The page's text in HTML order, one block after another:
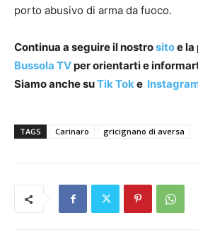
porto abusivo di arma da fuoco.
Continua a seguire il nostrositoe la
Bussola TVper orientarti e
Siamo anche suTik Toke
TAGS Carinaro gricignano di aversa